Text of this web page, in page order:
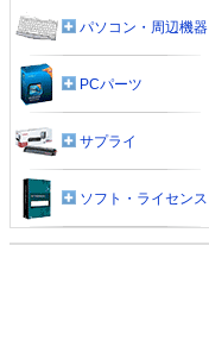
パソコン・周辺機器
PCパーツ
サプライ
ソフト・ライセンス